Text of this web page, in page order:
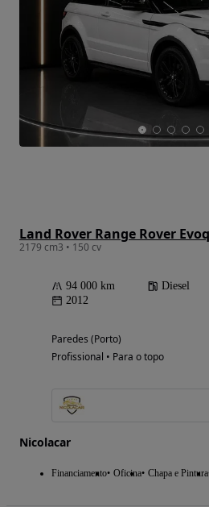
2179 cm3 • 150 cv
94 000 km Diesel
2012
Paredes (Porto)
Profissional • Para o topo
Nicolacar
Financiamento Oficina Chapa e Pintura